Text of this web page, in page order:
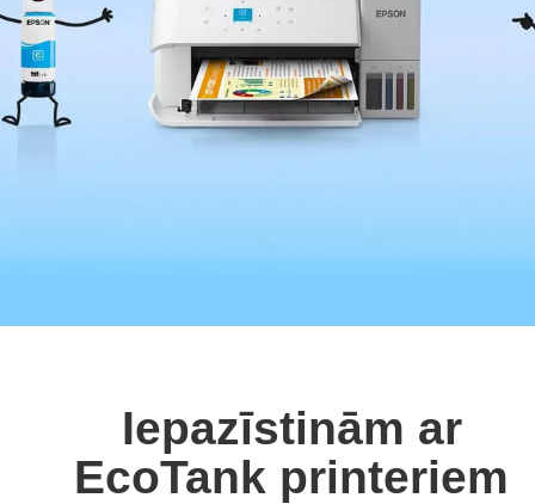
Iepazīstinām ar
EcoTank printeriem